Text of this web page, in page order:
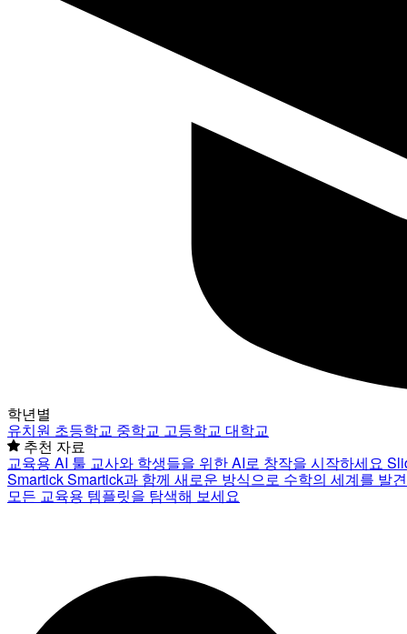
학년별
유치원 초등학교 중학교 고등학교 대학교
추천 자료
교육용 AI 툴 교사와 학생들을 위한 AI로 창작을 시작하세요
SmartickSmartick과 함께 새로운 방식으로 수학의 세계를 발
모든 교육용 템플릿을 탐색해 보세요